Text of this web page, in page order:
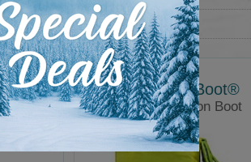
Moon Boot®
Icon Nylon Boot
Moonboots